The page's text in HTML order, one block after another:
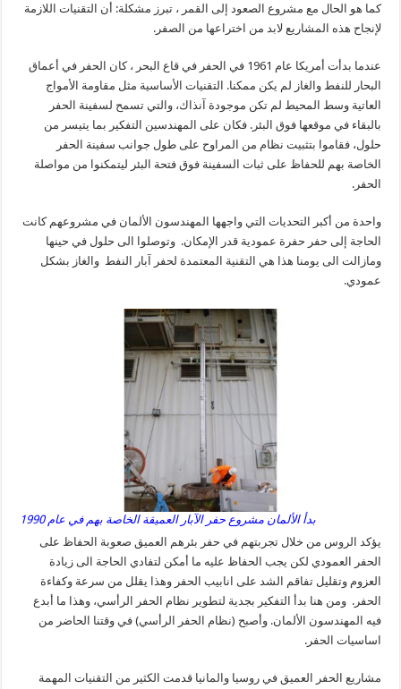
كما هو الحال مع مشروع الصعود إلى القمر ، تبرز مشكلة: أن التقنيات اللازمة
لإنجاح هذه المشاريع لابد من اختراعها من الصفر.
عندما بدأت أمريكا عام 1961 في الحفر في قاع البحر ، كان الحفر في أعماق
البحار للنفط والغاز لم يكن ممكنا. التقنيات الأساسية مثل مقاومة الأمواج
العاتية وسط المحيط لم تكن موجودة آنذاك، والتي تسمح لسفينة الحفر
بالبقاء في موقعها فوق البئر. فكان على المهندسين التفكير بما يتيسر من
حلول، فقاموا بتثبيت نظام من المراوح على طول جوانب سفينة الحفر
الخاصة بهم للحفاظ على ثبات السفينة فوق فتحة البئر ليتمكنوا من مواصلة
الحفر.
واحدة من أكبر التحديات التي واجهها المهندسون الألمان في مشروعهم كانت
الحاجة إلى حفر حفرة عمودية قدر الإمكان. وتوصلوا الى حلول في حينها
ومازالت الى يومنا هذا هي التقنية المعتمدة لحفر آبار النفط والغاز بشكل
عمودي.
بدأ الألمان مشروع حفر الآبار العميقة الخاصة بهم في عام 1990
يؤكد الروس من خلال تجربتهم في حفر بئرهم العميق صعوبة الحفاظ على
الحفر العمودي لكن يجب الحفاظ عليه ما أمكن لتفادي الحاجة الى زيادة
العزوم وتقليل تفاقم الشد على انابيب الحفر وهذا يقلل من سرعة وكفاءة
الحفر. ومن هنا بدأ التفكير بجدية لتطوير نظام الحفر الرأسي، وهذا ما أبدع
فيه المهندسون الألمان. وأصبح (نظام الحفر الرأسي) في وقتنا الحاضر من
اساسيات الحفر.
مشاريع الحفر العميق في روسيا والمانيا قدمت الكثير من التقنيات المهمة